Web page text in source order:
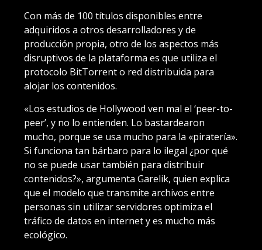
Con más de 100 títulos disponibles entre
adquiridos a otros desarrolladores y de
producción propia, otro de los aspectos más
disruptivos de la plataforma es que utiliza el
protocolo BitTorrent o red distribuida para
alojar los contenidos.
«Los estudios de Hollywood ven mal el ‘peer-to-
peer’, y no lo entienden. Lo bastardearon
mucho, porque se usa mucho para la «piratería».
Si funciona tan bárbaro para lo ilegal ¿por qué
no se puede usar también para distribuir
contenidos?», argumenta Garelik, quien explica
que el modelo que transmite archivos entre
personas sin utilizar servidores optimiza el
tráfico de datos en internet y es mucho más
ecológico.